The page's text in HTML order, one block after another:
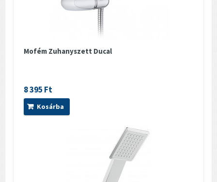
Mofém Zuhanyszett Ducal
8 395 Ft
Kosárba